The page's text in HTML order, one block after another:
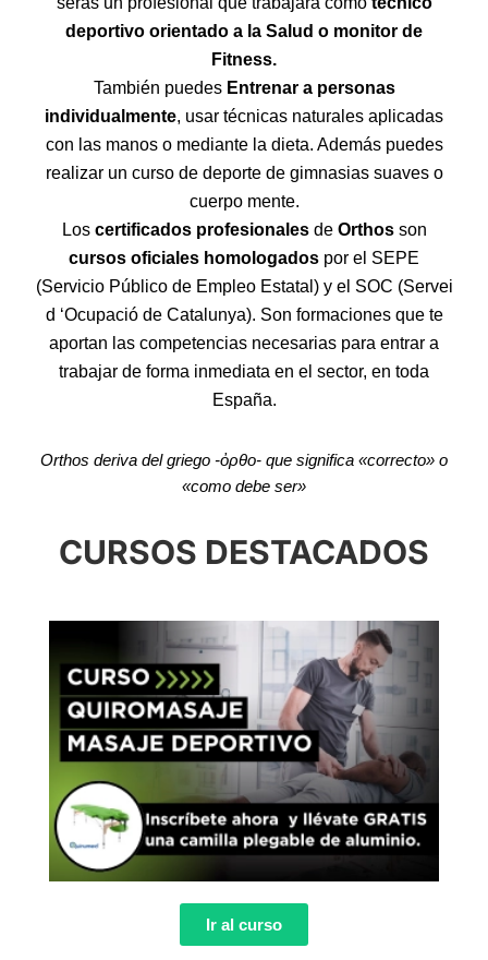
deportivo orientado a la Salud o monitor de
Fitness.
También puedes Entrenar a personas
individualmente, usar técnicas naturales aplicadas
con las manos o mediante la dieta. Además puedes
realizar un curso de deporte de gimnasias suaves o
cuerpo mente.
Los certificados profesionalesde Orthosson
cursos oficiales homologados por el SEPE
(Servicio Público de Empleo Estatal) y el SOC (Servei
d ‘Ocupació de Catalunya). Son formaciones que te
aportan las competencias necesarias para entrar a
trabajar de forma inmediata en el sector, en toda
España.
Orthos deriva del griego -ὀρθο- que significa «correcto» o
«como debe ser»
CURSOS DESTACADOS
Ir al curso